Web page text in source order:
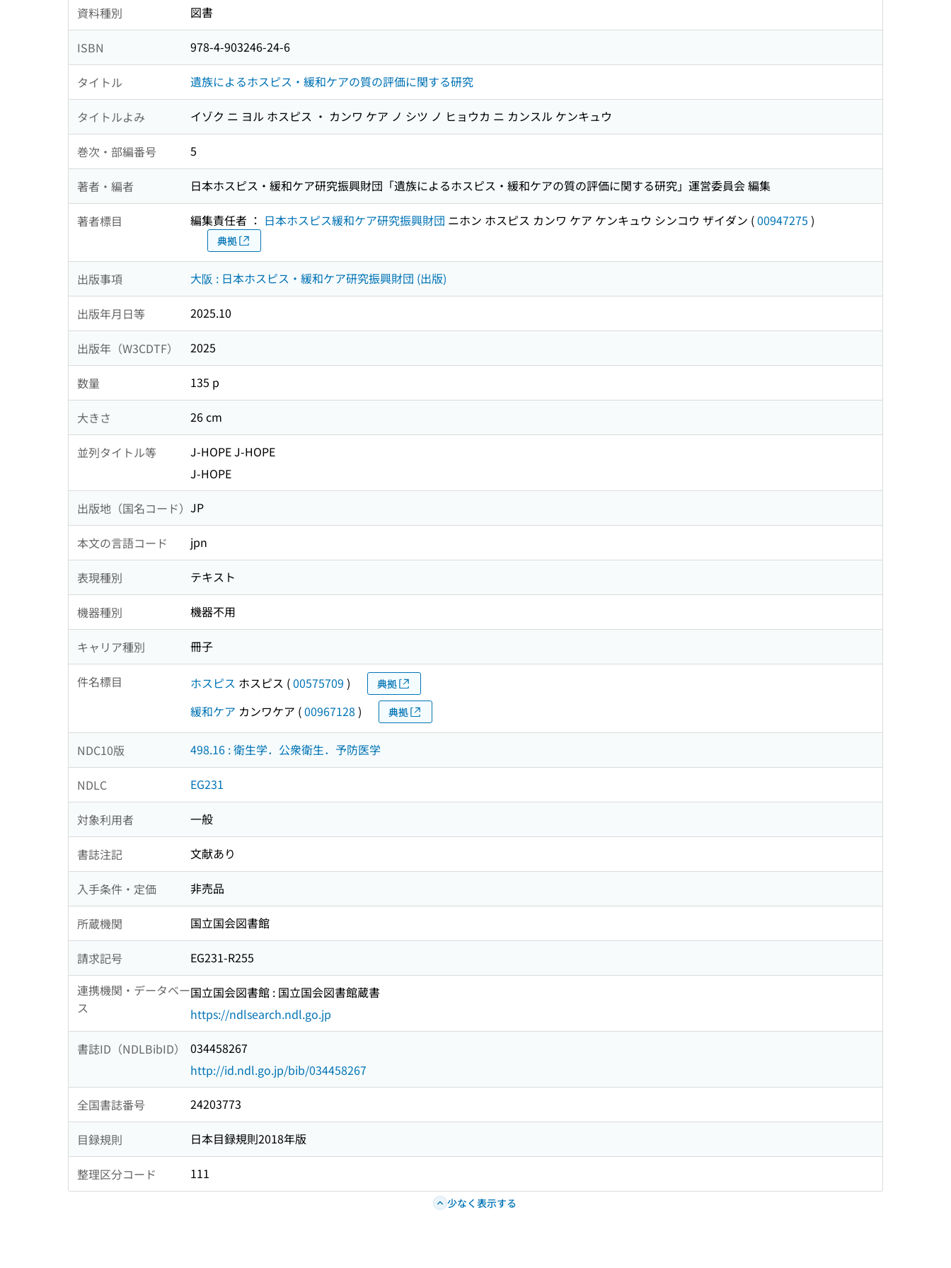
資料種別 図書
ISBN 978-4-903246-24-6
タイトル 遺族によるホスピス・緩和ケアの質の評価に関する研究
タイトルよみ イゾク ニ ヨル ホスピス ・ カンワ ケア ノ シツ ノ ヒョウカ ニ カンスル ケンキュウ
巻次・部編番号 5
著者・編者 日本ホスピス・緩和ケア研究振興財団「遺族によるホスピス・緩和ケアの質の評価に関する研究」運営委員会 編集
著者標目 編集責任者 ： 日本ホスピス緩和ケア研究振興財団 ニホン ホスピス カンワ ケア ケンキュウ シンコウ ザイダン (00947275 )
典拠
出版事項 大阪 : 日本ホスピス・緩和ケア研究振興財団 (出版)
出版年月日等 2025.10
出版年（W3CDTF） 2025
数量 135 p
大きさ 26 cm
並列タイトル等
J-HOPE J-HOPE
J-HOPE
出版地（国名コード） JP
本文の言語コード jpn
表現種別 テキスト
機器種別 機器不用
キャリア種別 冊子
件名標目 ホスピス ホスピス (00575709 ) 典拠
緩和ケア カンワケア (00967128 ) 典拠
NDC10版 498.16 : 衛生学．公衆衛生．予防医学
NDLC EG231
対象利用者 一般
書誌注記 文献あり
入手条件・定価 非売品
所蔵機関 国立国会図書館
請求記号
EG231-R255
連携機関・データベー
ス
国立国会図書館 : 国立国会図書館蔵書
https://ndlsearch.ndl.go.jp
書誌ID（NDLBibID）
034458267
http://id.ndl.go.jp/bib/034458267
全国書誌番号 24203773
目録規則 日本目録規則2018年版
整理区分コード 111
少なく表示する